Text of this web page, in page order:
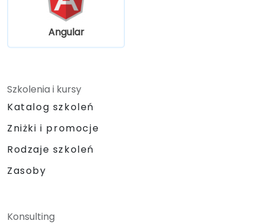
Angular
Szkolenia i kursy
Katalog szkoleń
Zniżki i promocje
Rodzaje szkoleń
Zasoby
Konsulting